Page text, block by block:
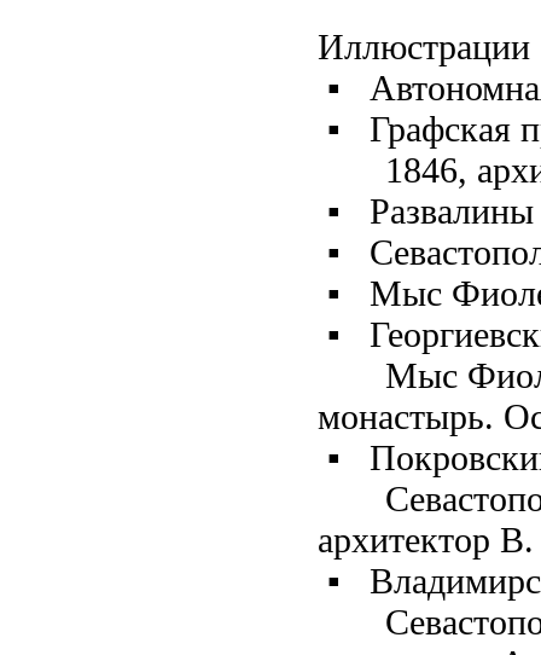
Иллюстрации
▪
▪ Графская
1846,
▪
▪
▪ Мыс
▪
Мыс
монастырь.
▪
архитектор
▪